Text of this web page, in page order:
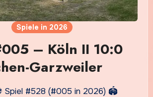
Spiele in 2026
– Köln II 10:0
Garzweiler
Spiel #528 (#005 in 2026) 🏟️